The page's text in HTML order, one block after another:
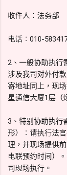
收件人：法务部
电话∶010-
2、一般协助执行
涉及我司对外付
寄地址同上，现
星通信大厦1层（
3、特别协助执行
形）∶请执行法官
理，并现场提供
电联预约时间）
司现场执行。